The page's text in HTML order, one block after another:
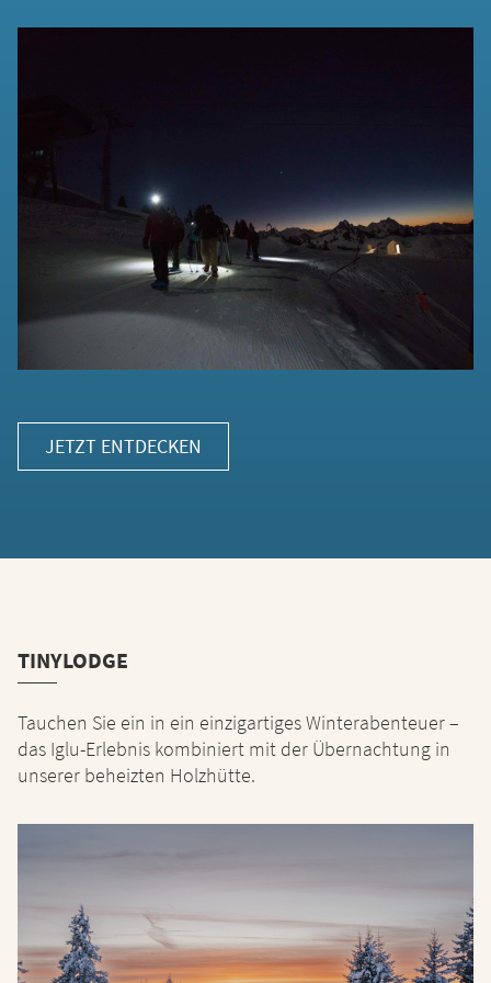
JETZT ENTDECKEN
TINYLODGE
Tauchen Sie ein in ein einzigartiges Winterabenteuer –
das Iglu-Erlebnis kombiniert mit der Übernachtung in
unserer beheizten Holzhütte.